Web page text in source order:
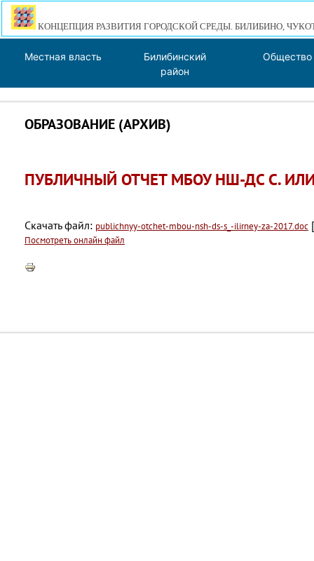
КОНЦЕПЦИЯ РАЗВИТИЯ ГОРОДСКОЙ СРЕДЫ. БИЛИБИНО,
Местная власть
Билибинский
район
Общество
ОБРАЗОВАНИЕ (АРХИВ)
ПУБЛИЧНЫЙ ОТЧЕТ МБОУ НШ-ДС С.
Скачать файл: publichnyy-otchet-mbou-nsh-ds-s_-ilirney-za-2017.doc
Посмотреть онлайн файл